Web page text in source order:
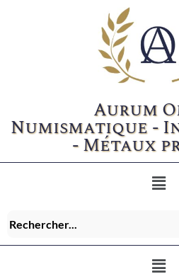
Aurum
Numismatique -
- Métaux